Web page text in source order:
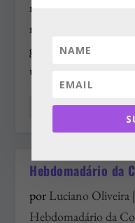
reivindicava para seu
na semana passada
galhofa” (como diria
uma carceragem de
Leia o artigo
Hebdomadário da
por Luciano Oliveira
Hebdomadário da